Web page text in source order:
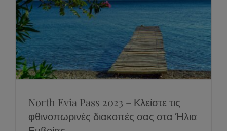
North Evia Pass 2023 – Κλείστε τις
φθινοπωρινές διακοπές σας στα Ήλια
Ευβοίας
News Social
North Evia Pass 2023 – Κλείστε τις
φθινοπωρινές διακοπές σας στα Ήλια